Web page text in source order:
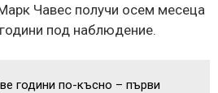
Чавес получи осем месеца
под наблюдение.
години по-късно – първи